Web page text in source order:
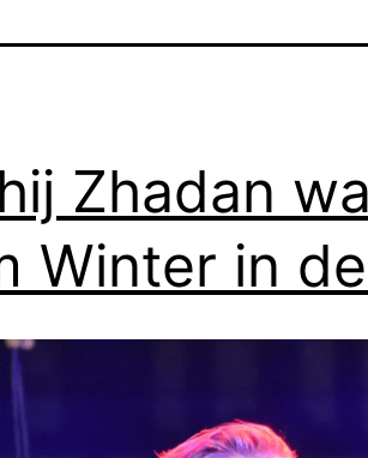
Zhadan
Winter in